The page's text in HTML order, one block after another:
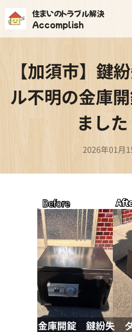
住まいのトラブル解決
Accomplish
【加須市】鍵
ル不明の金庫
ました
2026年01月